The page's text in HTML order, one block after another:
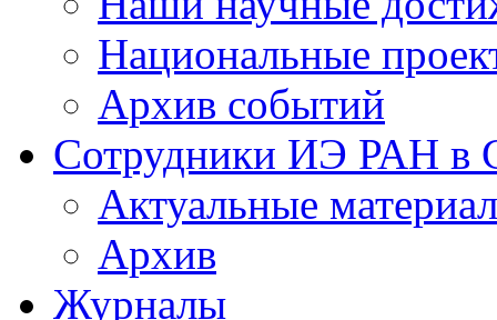
Национальные
Архив событий
Сотрудники ИЭ РАН
Актуальные
Архив
Журналы